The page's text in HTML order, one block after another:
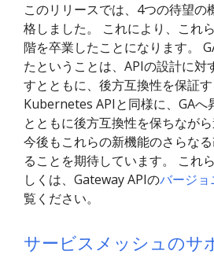
このリリースでは、4つの待望の
格しました。 これにより、これ
階を卒業したことになります。
たということは、APIの設計に対
すとともに、後方互換性を保証
Kubernetes APIと同様に、GAへ
とともに後方互換性を保ちながら
今後もこれらの新機能のさらな
ることを期待しています。 これ
しくは、Gateway APIのバージョ
覧ください。
サービスメッシュのサ